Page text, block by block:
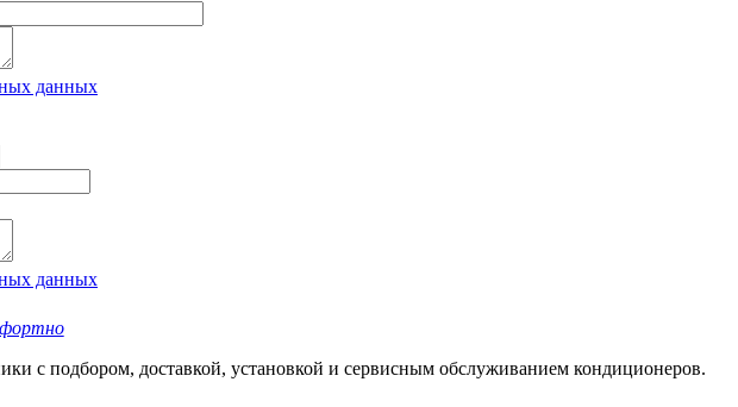
данных
данных
с подбором, доставкой, установкой и сервисным обслуживанием кондиционеров.